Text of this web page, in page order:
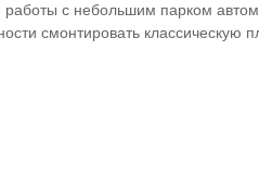
с небольшим парком
смонтировать классическую